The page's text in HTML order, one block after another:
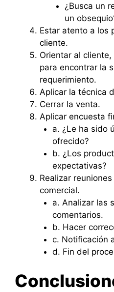
¿Busca un
un
Estar atento a los
cliente.
Orientar al
para encontrar la
requerimiento.
Aplicar la técnica
Cerrar la venta.
Aplicar encuesta
a. ¿Le ha sido
ofrecido?
b. ¿Los
expectativas?
Realizar
comercial.
a. Analizar las
comentarios.
b. Hacer
c. Notificación
d. Fin del